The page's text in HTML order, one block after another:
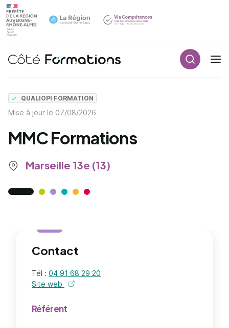
Navigation principale
QUALIOPI FORMATION
Mise à jour le 07/08/2026
MMC Formations
Marseille 13e (13)
Contact
Tél : 04 91 68 29 20
Site web
de l'organisme - nouvel onglet
Référent